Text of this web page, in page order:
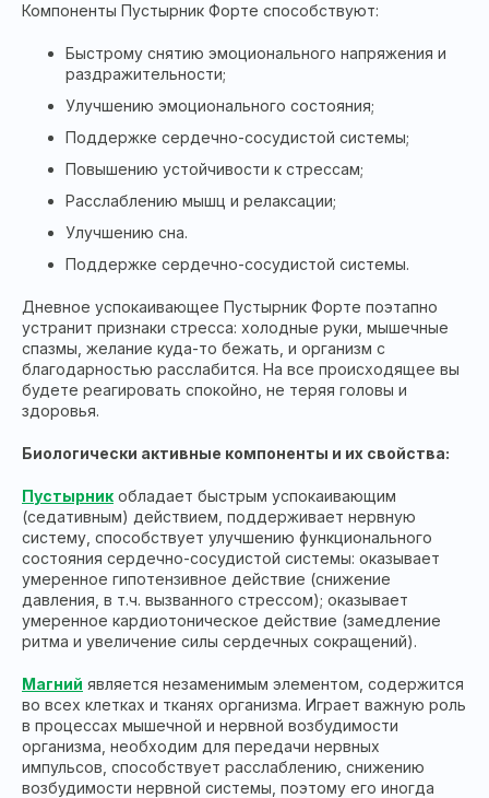
Компоненты Пустырник Форте способствуют:
Быстрому снятию эмоционального напряжения и
раздражительности;
Улучшению эмоционального состояния;
Поддержке сердечно-сосудистой системы;
Повышению устойчивости к стрессам;
Расслаблению мышц и релаксации;
Улучшению сна.
Поддержке сердечно-сосудистой системы.
Дневное успокаивающее Пустырник Форте поэтапно
устранит признаки стресса: холодные руки, мышечные
спазмы, желание куда-то бежать, и организм с
благодарностью расслабится. На все происходящее вы
будете реагировать спокойно, не теряя головы и
здоровья.
Биологически активные компоненты и их свойства:
Пустырник обладает быстрым успокаивающим
(седативным) действием, поддерживает нервную
систему, способствует улучшению функционального
состояния сердечно-сосудистой системы: оказывает
умеренное гипотензивное действие (снижение
давления, в т.ч. вызванного стрессом); оказывает
умеренное кардиотоническое действие (замедление
ритма и увеличение силы сердечных сокращений).
Магний является незаменимым элементом, содержится
во всех клетках и тканях организма. Играет важную роль
в процессах мышечной и нервной возбудимости
организма, необходим для передачи нервных
импульсов, способствует расслаблению, снижению
возбудимости нервной системы, поэтому его иногда